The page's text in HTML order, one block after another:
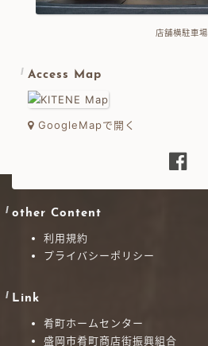
店舗横駐車場
Access Map
GoogleMapで開く
other Content
利用規約
プライバシーポリシー
Link
肴町ホームセンター
盛岡市肴町商店街振興組合